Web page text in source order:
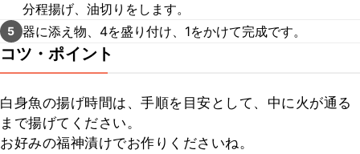
分程揚げ、油切りをします。
5 器に添え物、4を盛り付け、1をかけて完成です。
コツ・ポイント
白身魚の揚げ時間は、手順を目安として、中に火が通る
まで揚げてください。
お好みの福神漬けでお作りくださいね。